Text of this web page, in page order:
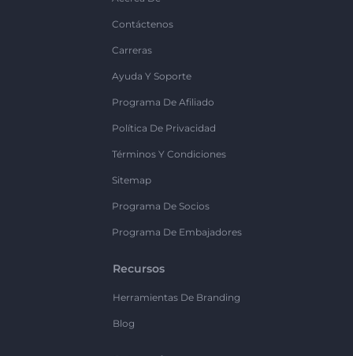
Contáctenos
Carreras
Ayuda Y Soporte
Programa De Afiliado
Política De Privacidad
Términos Y Condiciones
Sitemap
Programa De Socios
Programa De Embajadores
Recursos
Herramientas De Branding
Blog